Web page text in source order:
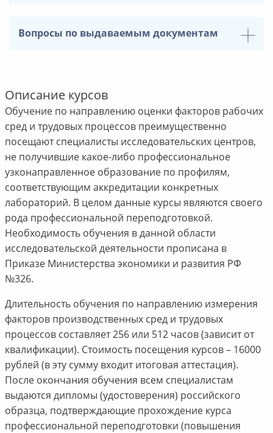
Вопросы по выдаваемым документам
Описание курсов
Обучение по направлению оценки факторов рабочих
сред и трудовых процессов преимущественно
посещают специалисты исследовательских центров,
не получившие какое-либо профессиональное
узконаправленное образование по профилям,
соответствующим аккредитации конкретных
лабораторий. В целом данные курсы являются своего
рода профессиональной переподготовкой.
Необходимость обучения в данной области
исследовательской деятельности прописана в
Приказе Министерства экономики и развития РФ
№326.
Длительность обучения по направлению измерения
факторов производственных сред и трудовых
процессов составляет 256 или 512 часов (зависит от
квалификации). Стоимость посещения курсов – 16000
рублей (в эту сумму входит итоговая аттестация).
После окончания обучения всем специалистам
выдаются дипломы (удостоверения) российского
образца, подтверждающие прохождение курса
профессиональной переподготовки (повышения